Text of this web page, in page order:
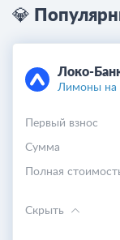
💎
Локо-
Лимоны на
Первый взнос
Cумма
Полная
Скрыть